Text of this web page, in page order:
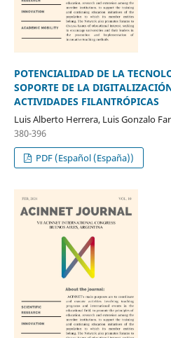
POTENCIALIDAD DE LA
SOPORTE DE LA
ACTIVIDADES FILANTRÓPICAS
Luis Alberto Herrera, Luis Gonzalo
380-396
PDF (Español (España))